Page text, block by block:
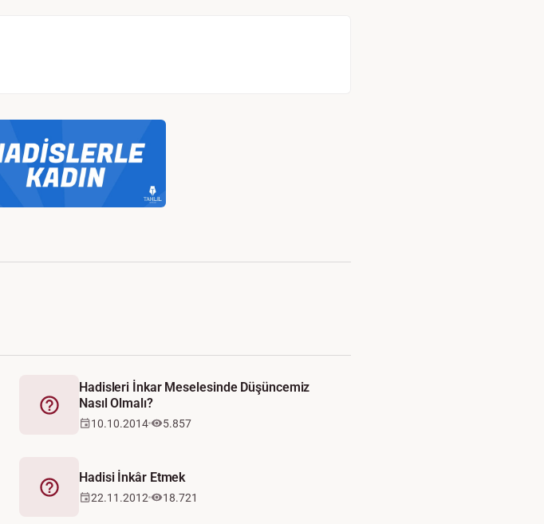
Fetva
Hadisleri İnkar Meselesinde Düşüncemiz
Nasıl Olmalı?
10.10.2014 5.857
Fetva
Hadisi İnkâr Etmek
22.11.2012 18.721